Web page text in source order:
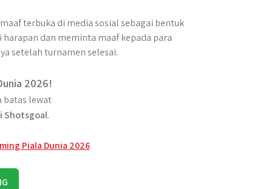
terbuka di media sosial sebagai bentuk
dan meminta maaf kepada para
setelah turnamen selesai.
2026!
batas lewat
Shotsgoal.